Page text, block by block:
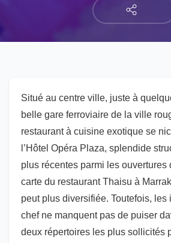
Situé au centre ville, juste à
belle gare ferroviaire de la ville
restaurant à cuisine exotique se
l’Hôtel Opéra Plaza, splendide
plus récentes parmi les ouvertures
carte du restaurant Thaisu à
peut plus diversifiée. Toutefois, les
chef ne manquent pas de puiser
deux répertoires les plus sollicités